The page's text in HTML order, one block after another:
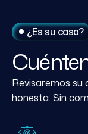
¿Es su caso?
Revisaremos su
honesta. Sin